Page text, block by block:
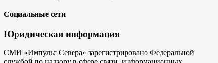
Социальные сети
Юридическая информация
СМИ «Импульс Севера» зарегистрировано Федеральной
службой по надзору в сфере связи, информационных